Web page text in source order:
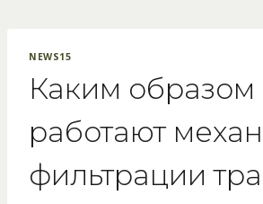
NEWS15
Каким образом
работают
фильтрации